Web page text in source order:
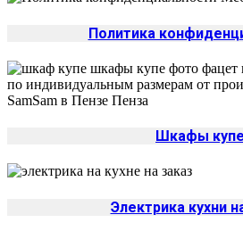
Политика
Шкафы купе
Электрика кухни